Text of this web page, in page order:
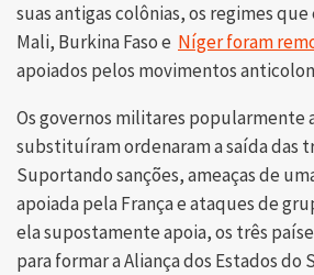
suas antigas colônias, os regimes
Mali, Burkina Faso e Níger foram
apoiados pelos movimentos
Os governos militares popularmente
substituíram ordenaram a saída das
Suportando sanções, ameaças de
apoiada pela França e ataques de
ela supostamente apoia, os três
para formar a Aliança dos Estados do